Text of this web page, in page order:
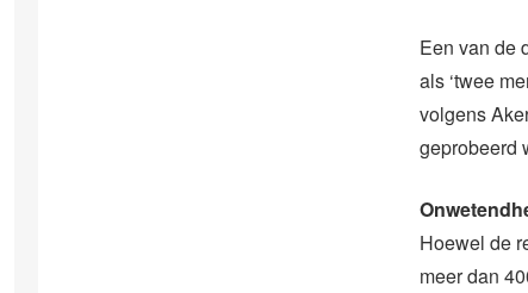
Een van de
als ‘twee
volgens
geprobeerd
Hoewel de
meer dan